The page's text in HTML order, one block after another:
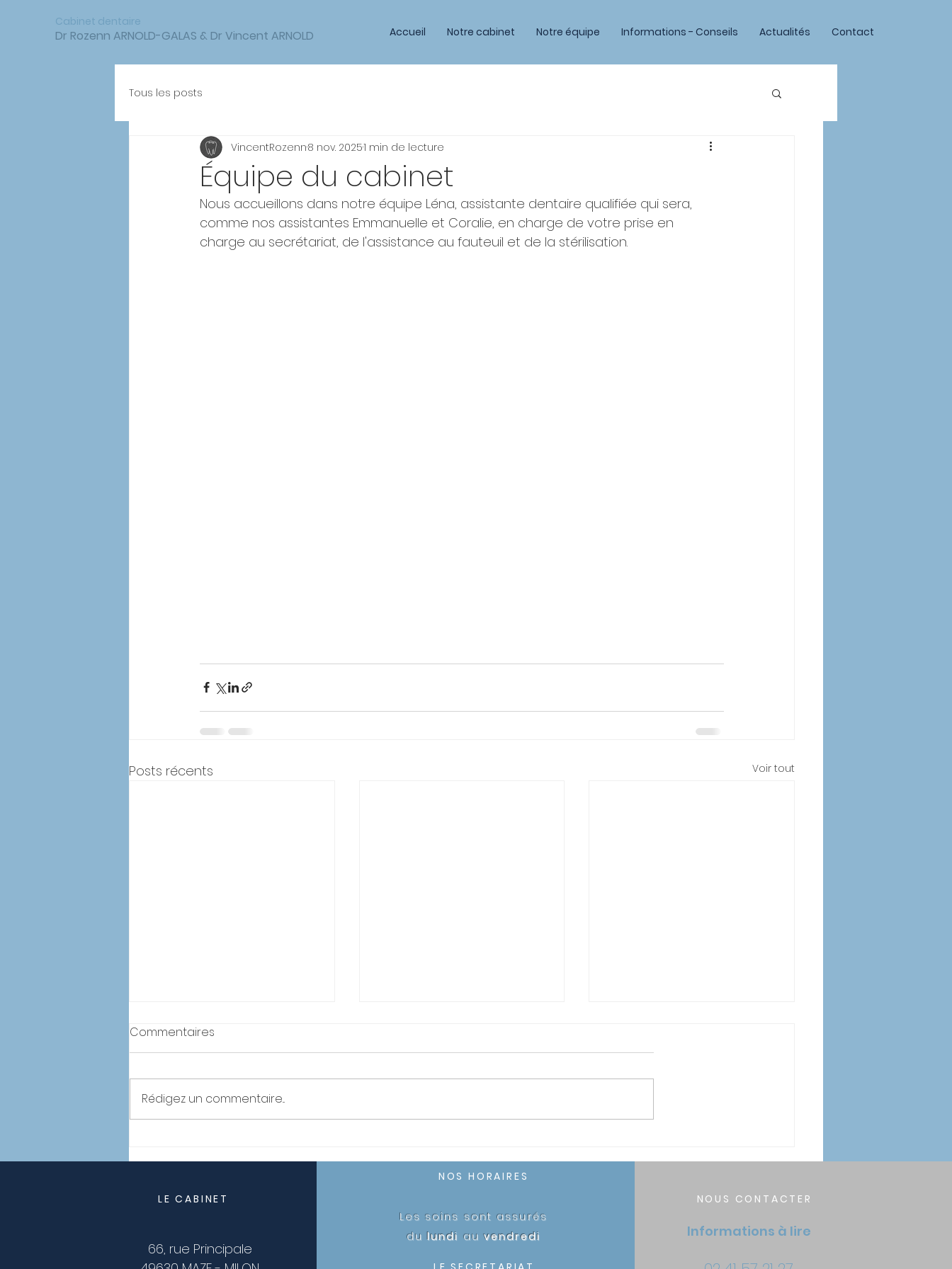
Cabinet dentaire
Dr Rozenn ARNOLD-GALAS & Dr Vincent ARNOLD Accueil Notre cabinet Notre équipe Informations - Conseils Actualités Contact
Tous les posts
Équipe du cabinet
VincentRozenn8 nov. 20251 min de lecture
Nous accueillons dans notre équipe Léna, assistante dentaire qualifiée qui sera,
comme nos assistantes Emmanuelle et Coralie, en charge de votre prise en
charge au secrétariat, de l'assistance au fauteuil et de la stérilisation.
Posts récents Voir tout
d'Empreinte Numérique
Commentaires
Rédigez un commentaire...
LE CABINET
66, rue Principale
NOS HORAIRES
Les soins sont assurés
dulundi auvendredi
NOUS CONTACTER
Informations à lire